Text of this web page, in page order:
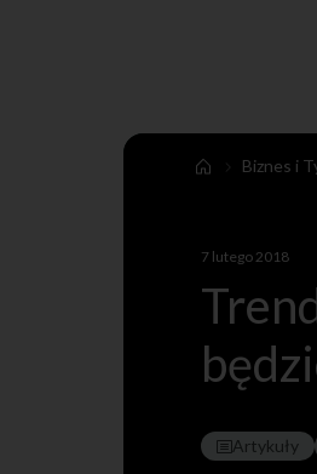
Biznes i
7 lutego 2018
Artykuły